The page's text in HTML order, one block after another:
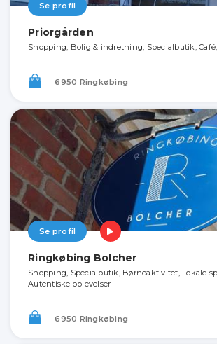
Se profil
Priorgården
Shopping, Bolig & indretning, Specialbutik,
6950 Ringkøbing
Se profil
Ringkøbing Bolcher
Shopping, Specialbutik, Børneaktivitet, Lokale
Autentiske oplevelser
6950 Ringkøbing